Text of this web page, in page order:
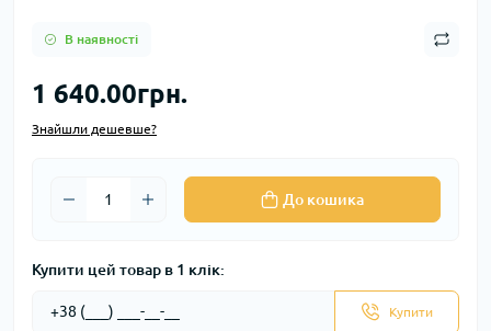
В наявності
1 640.00грн.
Знайшли дешевше?
До кошика
Купити цей товар в 1 клік:
Купити